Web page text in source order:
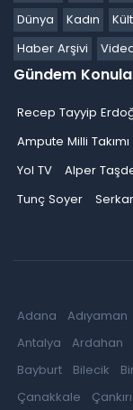
Dünya
Kadın
Haber Arşivi
Gündem
Recep Tayyip
Ampute Milli Takımı
Yol TV
Alper
Tunç Soyer
Adana Adıyaman
Antalya
Ardahan
Bayburt
Bilecik
Çanakkale
Çankırı